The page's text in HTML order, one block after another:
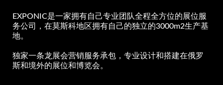
EXPONIC是一家拥有自己专业团队全程全方位的展位服
务公司，在莫斯科地区拥有自己的独立的3000m2生产基
地。
独家一条龙展会营销服务承包，专业设计和搭建在俄罗
斯和境外的展位和博览会。